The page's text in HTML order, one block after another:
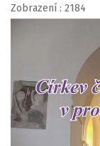
Zobrazení : 2184